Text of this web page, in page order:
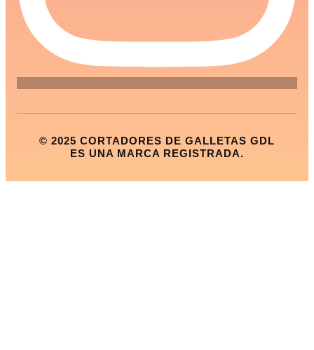
© 2025 CORTADORES DE GALLETAS GDL
ES UNA MARCA REGISTRADA.